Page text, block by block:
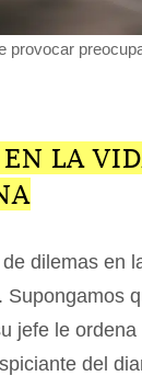
provocar
LA
dilemas en
Supongamos
jefe le
del